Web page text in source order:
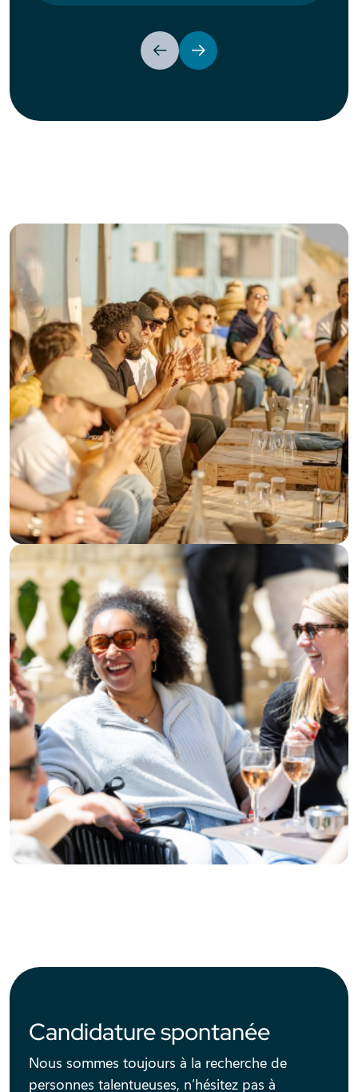
PrécédentSuivant
Candidature spontanée
Nous sommes toujours à la recherche de
personnes talentueuses, n’hésitez pas à